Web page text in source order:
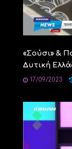
«Σούσι» &
Δυτική
17/09/2023